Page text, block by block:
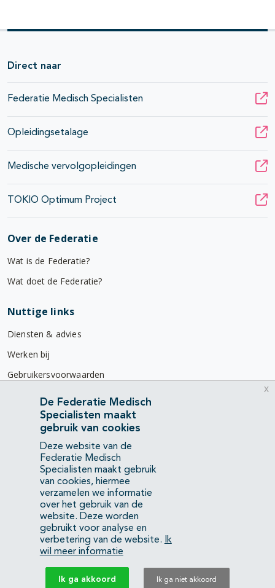
Direct naar
Federatie Medisch Specialisten
Opleidingsetalage
Medische vervolgopleidingen
TOKIO Optimum Project
Over de Federatie
Wat is de Federatie?
Wat doet de Federatie?
Nuttige links
Diensten & advies
Werken bij
Gebruikersvoorwaarden
Privacyverklaring
Contact
Mercatorlaan 1200
3528 BL Utrecht
(088) 505 34 34
info@richtlijnendatabase.nl
YouTubeLinkedIn
KvK Federatie Medisch Specialisten:40483480
De Federatie Medisch
Specialisten maakt
gebruik van cookies
Deze website van de
Federatie Medisch
Specialisten maakt gebruik
van cookies, hiermee
verzamelen we informatie
over het gebruik van de
website. Deze worden
gebruikt voor analyse en
verbetering van de website.
Ik
wil meer informatie
Ik ga akkoord Ik ga niet akkoord
x